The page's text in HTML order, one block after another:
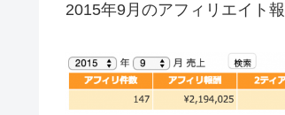
2015年9月のアフィリエイト